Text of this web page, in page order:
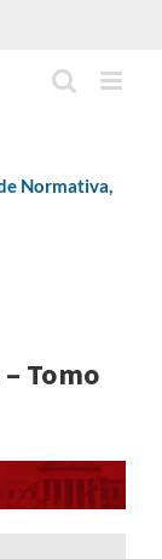
Normativa,
Tomo